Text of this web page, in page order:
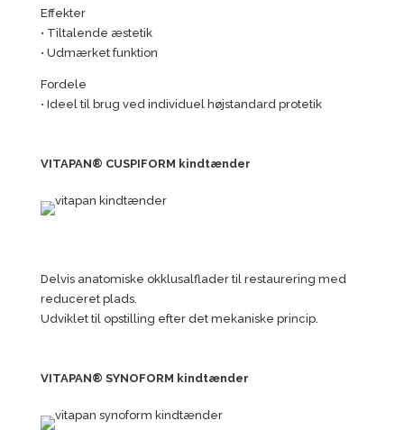
Effekter
• Tiltalende æstetik
• Udmærket funktion
Fordele
• Ideel til brug ved individuel højstandard protetik
VITAPAN® CUSPIFORM kindtænder
Delvis anatomiske okklusalflader til restaurering med
reduceret plads.
Udviklet til opstilling efter det mekaniske princip.
VITAPAN® SYNOFORM kindtænder